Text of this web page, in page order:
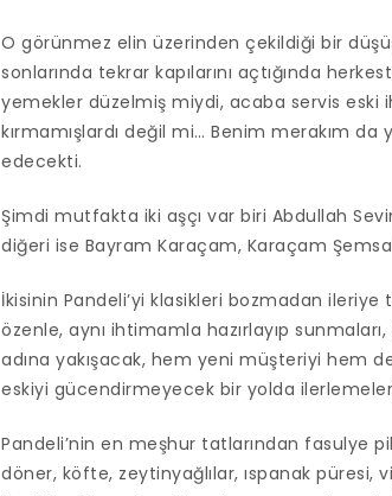
O görünmez elin üzerinden çekildiği bir
sonlarında tekrar kapılarını açtığında
yemekler düzelmiş miydi, acaba servis eski
kırmamışlardı değil mi… Benim merakım
edecekti.
Şimdi mutfakta iki aşçı var biri Abdullah
diğeri ise Bayram Karaçam, Karaçam Şemsa
İkisinin Pandeli’yi klasikleri bozmadan ileriye
özenle, aynı ihtimamla hazırlayıp
adına yakışacak, hem yeni müşteriyi hem
eskiyi gücendirmeyecek bir yolda
Pandeli’nin en meşhur tatlarından fasulye
döner, köfte, zeytinyağlılar, ıspanak